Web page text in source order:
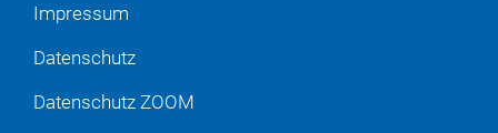
Impressum
Datenschutz
Datenschutz ZOOM